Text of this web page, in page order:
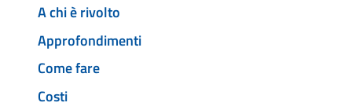
A chi è rivolto
Approfondimenti
Come fare
Costi